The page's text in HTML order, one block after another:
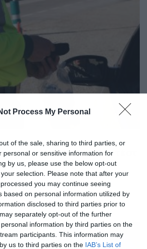
Process My Personal
of the sale, sharing to third parties, or
personal or sensitive information for
by us, please use the below opt-out
selection. Please note that after your
you may continue seeing
based on personal information utilized by
disclosed to third parties prior to
separately opt-out of the further
information by third parties on the
participants. This information may
us to third parties on the IAB’s List of
σταμάτησαν για αλκοτέστ
τη συσκευή (pic)
συσκευή Το να μην οδηγάμε υπό την
κάτι αδιαπραγμάτευτο, όμως
όχι μόνο δεν υπάκουσε στο νόμο,
απίστευτο. Ο οδηγός από την
στο αντίθετο ρεύμα και με τα φώτα
να τον σταματούν για έλεγχο. Όταν